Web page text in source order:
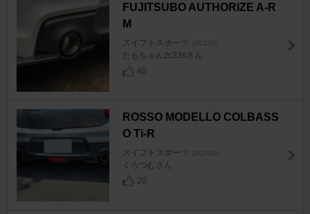
FUJITSUBO AUTHORIZE A-R
M
スイフトスポーツ [ZC33S]
たもちゃんzc33sさん
40
ROSSO MODELLO COLBASS
O Ti-R
スイフトスポーツ [ZC33S]
くろつむさん
20